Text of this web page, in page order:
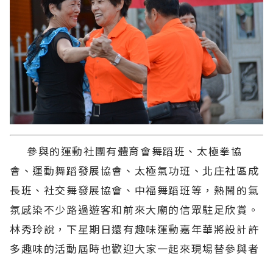
參與的運動社團有體育會舞蹈班、太極拳協
會、運動舞蹈發展協會、太極氣功班、北庄社區成
長班、社交舞發展協會、中福舞蹈班等，熱鬧的氣
氛感染不少路過遊客和前來大廟的信眾駐足欣賞。
林秀玲說，下星期日還有趣味運動嘉年華將設計許
多趣味的活動屆時也歡迎大家一起來現場替參與者